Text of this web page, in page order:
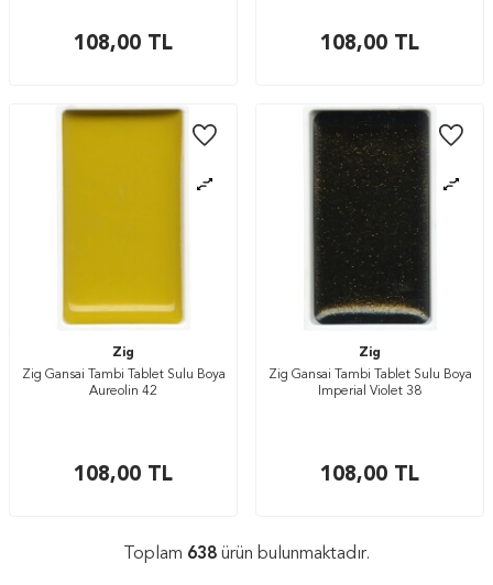
108,00 TL 108,00 TL
Zig
Zig Gansai Tambi Tablet Sulu Boya
Aureolin 42
108,00 TL
Zig
Zig Gansai Tambi Tablet Sulu Boya
Imperial Violet 38
108,00 TL
Toplam 638 ürün bulunmaktadır.